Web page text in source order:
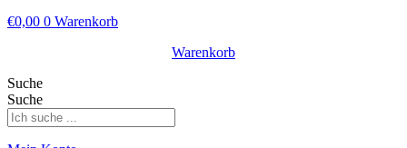
€0,00 0 Warenkorb
Warenkorb
Suche
Suche